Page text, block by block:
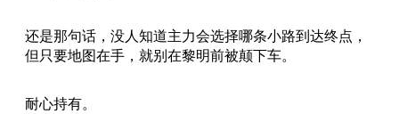
还是那句话，没人知道主力会选择哪条小路到达终点，
但只要地图在手，就别在黎明前被颠下车。
耐心持有。